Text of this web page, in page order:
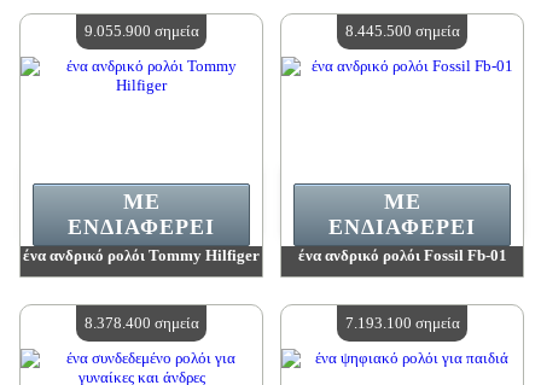
Διαθέσιμη ποσότητα:4
Διαθέσιμη ποσότητα:4
ένα ανδρικό ρολόι Tommy Hilfiger
Διαθέσιμη ποσότητα:4
ΜΕ
ΕΝΔΙΑΦΈΡΕΙ
9.055.900 σημεία
ένα ανδρικό ρολόι Fossil Fb-01
Διαθέσιμη ποσότητα:4
ΜΕ
ΕΝΔΙΑΦΈΡΕΙ
8.445.500 σημεία
8.378.400 σημεία 7.193.100 σημεία